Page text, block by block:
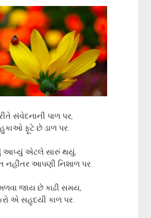
ગુજરાતી ગઝલો
ગીત, પ્રાર્થના અને ભજન
અન્ય રચનાઓ
વધુ માહિતી
open
dropdown
menu
ગુજરાતી સાહિત્ય-જગત
આપના પ્રતિભાવો
આપની રચનાઓ
સંવેદનાની પાળ પર,
ફૂટે છે ડાળ પર.
આપ્યું એટલે સારું થયું,
નહીંતર આપણી નિશાળ પર.
જાય છે કાઢી સમય,
એ સહૃદયી કાળ પર.